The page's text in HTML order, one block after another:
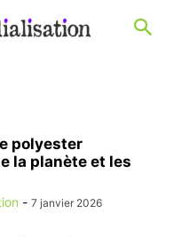
polyester
la planète et les
- 7 janvier 2026